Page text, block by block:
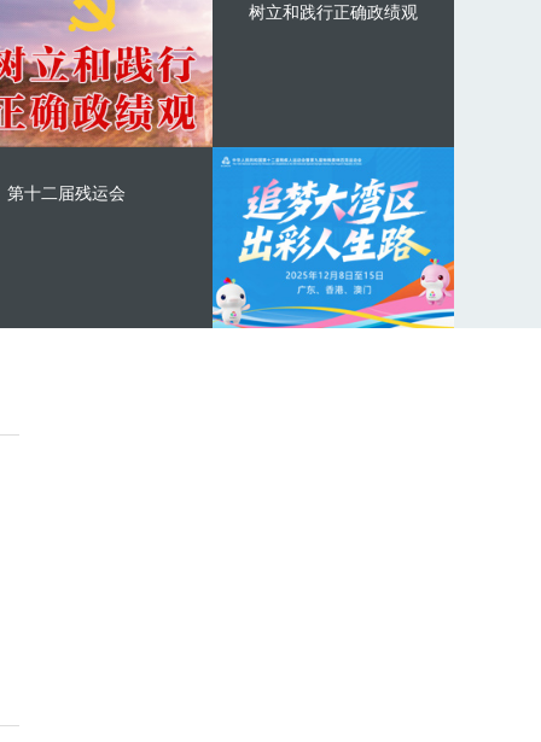
树立和践行正确政绩观
第十二届残运会